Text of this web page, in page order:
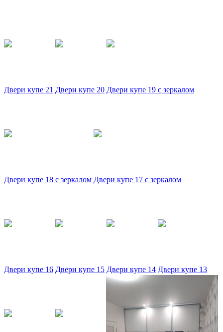
Двери купе 21 Двери купе 20 Двери купе 19 с зеркалом
Двери купе 18 с зеркалом Двери купе 17 с зеркалом
Двери купе 16 Двери купе 15 Двери купе 14 Двери купе 13